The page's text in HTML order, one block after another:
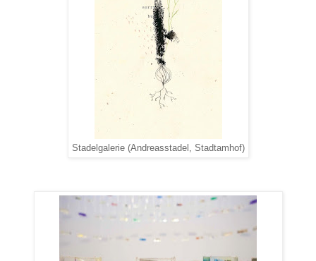
Stadelgalerie (Andreasstadel, Stadtamhof)